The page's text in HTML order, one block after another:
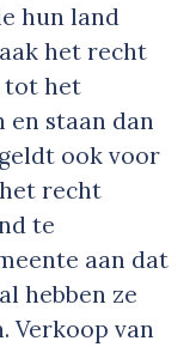
hun land
het recht
tot het
staan dan
ook voor
recht
te
aan dat
hebben ze
Verkoop van